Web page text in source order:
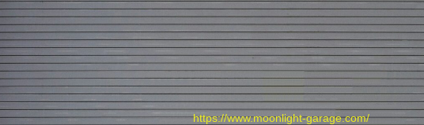
https://www.moonlight-garage.com/